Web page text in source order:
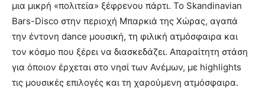
μια μικρή «πολιτεία» ξέφρενου πάρτι. Το Skandinavian
Bars-Disco στην περιοχή Μπαρκιά της Χώρας, αγαπά
την έντονη dance μουσική, τη φιλική ατμόσφαιρα και
τον κόσμο που ξέρει να διασκεδάζει. Απαραίτητη στάση
για όποιον έρχεται στο νησί των Ανέμων, με highlights
τις μουσικές επιλογές και τη χαρούμενη ατμόσφαιρα.